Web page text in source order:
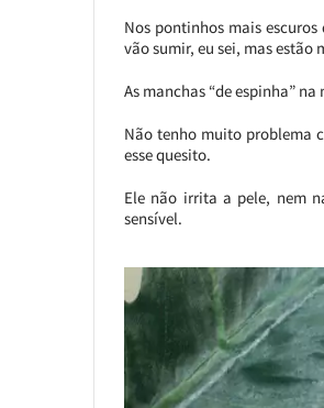
Nos pontinhos mais
vão sumir, eu sei, mas estão
As manchas “de espinha”
Não tenho muito problema
esse quesito.
Ele não irrita a pele, nem
sensível.